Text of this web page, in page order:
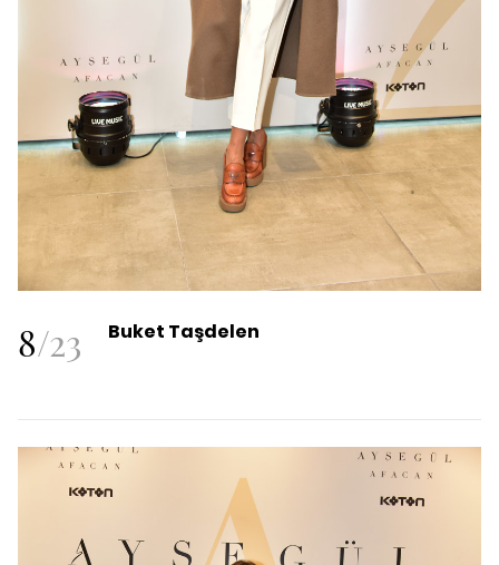
8/23 Buket Taşdelen